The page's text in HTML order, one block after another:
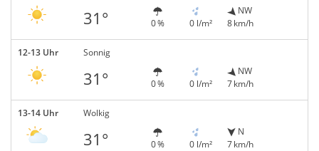
31° 0 % 0 l/m²
NW
8 km/h
12-13 Uhr Sonnig
31° 0 % 0 l/m²
NW
7 km/h
13-14 Uhr Wolkig
31° 0 % 0 l/m²
N
7 km/h